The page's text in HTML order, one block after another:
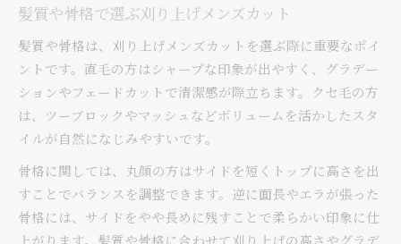
髪質や骨格で選ぶ刈り上げメンズカット
髪質や骨格は、刈り上げメンズカットを選ぶ際に重要なポイ
ントです。直毛の方はシャープな印象が出やすく、グラデー
ションやフェードカットで清潔感が際立ちます。クセ毛の方
は、ツーブロックやマッシュなどボリュームを活かしたスタ
イルが自然になじみやすいです。
骨格に関しては、丸顔の方はサイドを短くトップに高さを出
すことでバランスを調整できます。逆に面長やエラが張った
骨格には、サイドをやや長めに残すことで柔らかい印象に仕
上がります。髪質や骨格に合わせて刈り上げの高さやグラデ